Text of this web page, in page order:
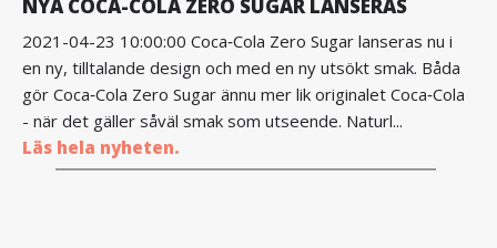
NYA COCA-COLA ZERO SUGAR LANSERAS
2021-04-23 10:00:00 Coca‑Cola Zero Sugar lanseras nu i
en ny, tilltalande design och med en ny utsökt smak. Båda
gör Coca‑Cola Zero Sugar ännu mer lik originalet Coca‑Cola
- när det gäller såväl smak som utseende. Naturl...
Läs hela nyheten.